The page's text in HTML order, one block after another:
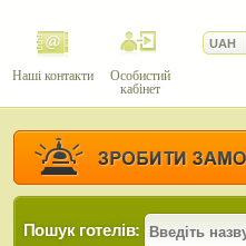
Наші контакти
Особистий
кабінет
UAH
Пошук готелів: